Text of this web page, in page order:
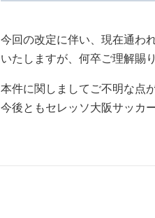
今回の改定に伴い、現在通わ
いたしますが、何卒ご理解賜
本件に関しましてご不明な点
今後ともセレッソ大阪サッカ